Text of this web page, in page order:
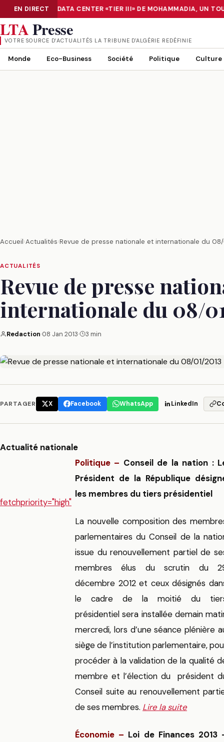
EN DIRECT: LE DATA CENTER «TIER III» DE MOHAMMADIA, UN
NUMÉRISATION : LE DATA CENTER «TIER III» DE MOHAMMADIA, UN
LTAPresse
VOTRE SOURCE D’ACTUALITÉS LA TRIBUNE D'ALGÉRIE REDÉFINIE
Monde Eco-Business Société Politique Culture
Accueil›Actualités›Revue de presse nationale et internationale du 08/
ACTUALITÉS
Revue de presse
internationale du 08/
Redaction·08 Jan 2013· 3 min
PARTAGER X Facebook WhatsApp LinkedIn
Actualité nationale
fetchpriority="high"
Politique – Conseil de la nation :
Président de la République
les membres du tiers présidentiel
La nouvelle composition des
parlementaires du Conseil de la
issue du renouvellement partiel de
membres élus du scrutin du
décembre 2012 et ceux désignés
le cadre de la moitié du
présidentiel sera installée demain
mercredi, lors d’une séance plénière
siège de l’institution parlementaire,
procéder à la validation de la qualité
membre et l’élection du président
Conseil suite au renouvellement
de ses membres. Lire la suite
Économie – Loi de Finances 2013